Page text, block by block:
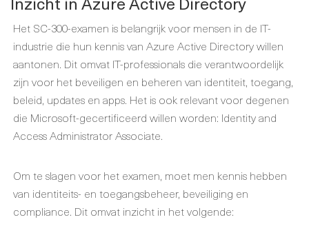
Het SC-300-examen is belangrijk voor mensen in de IT-
industrie die hun kennis van Azure Active Directory willen
aantonen. Dit omvat IT-professionals die verantwoordelijk
zijn voor het beveiligen en beheren van identiteit, toegang,
beleid, updates en apps. Het is ook relevant voor degenen
die Microsoft-gecertificeerd willen worden: Identity and
Access Administrator Associate.
Om te slagen voor het examen, moet men kennis hebben
van identiteits- en toegangsbeheer, beveiliging en
compliance. Dit omvat inzicht in het volgende: